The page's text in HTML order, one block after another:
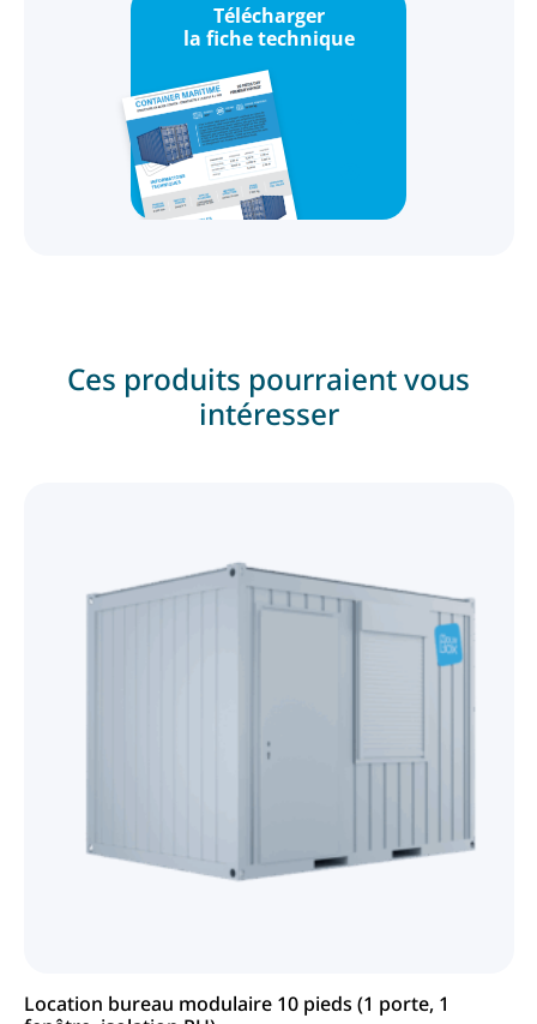
Télécharger
la fiche technique
Ces produits pourraient vous
intéresser
Location bureau modulaire 10 pieds (1 porte, 1